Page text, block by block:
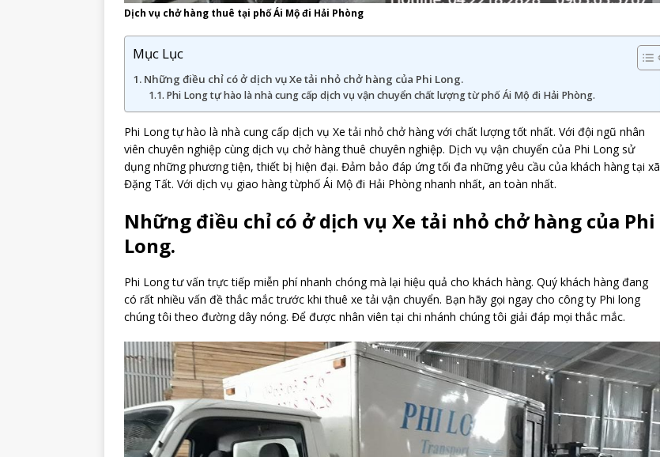
Dịch vụ chở hàng thuê tại phố Ái Mộ đi Hải Phòng
Mục Lục
Những điều chỉ có ở dịch vụ Xe tải nhỏ chở hàng của Phi Long.
Phi Long tự hào là nhà cung cấp dịch vụ vận chuyển chất lượng từ phố Ái Mộ đi Hải Phòng.
Phi Long tự hào là nhà cung cấp dịch vụ Xe tải nhỏ chở hàng với chất lượng tốt nhất. Với đội ngũ nhân
viên chuyên nghiệp cùng dịch vụ chở hàng thuê chuyên nghiệp. Dịch vụ vận chuyển của Phi Long sử
dụng những phương tiện, thiết bị hiện đại. Đảm bảo đáp ứng tối đa những yêu cầu của khách hàng tại xã
Đặng Tất. Với dịch vụ giao hàng từphố Ái Mộ đi Hải Phòng nhanh nhất, an toàn nhất.
Những điều chỉ có ở dịch vụ Xe tải nhỏ chở hàng của Phi
Long.
Phi Long tư vấn trực tiếp miễn phí nhanh chóng mà lại hiệu quả cho khách hàng. Quý khách hàng đang
có rất nhiều vấn đề thắc mắc trước khi thuê xe tải vận chuyển. Bạn hãy gọi ngay cho công ty Phi long
chúng tôi theo đường dây nóng. Để được nhân viên tại chi nhánh chúng tôi giải đáp mọi thắc mắc.